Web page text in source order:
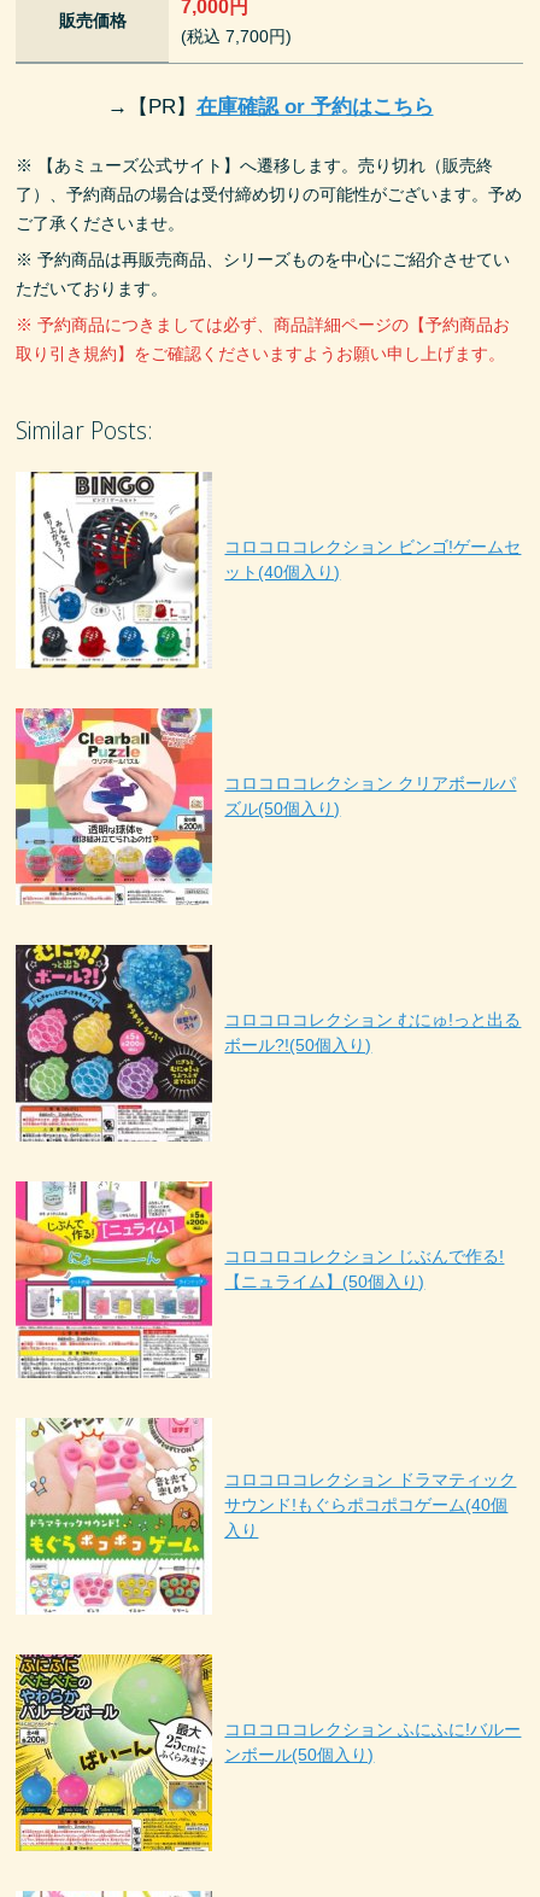
販売価格
7,000円
(税込 7,700円)
→ 【PR】 在庫確認 or 予約はこちら
※ 【あミューズ公式サイト】へ遷移します。売り切れ（販売終
了）、予約商品の場合は受付締め切りの可能性がございます。予め
ご了承くださいませ。
※ 予約商品は再販売商品、シリーズものを中心にご紹介させてい
ただいております。
※ 予約商品につきましては必ず、商品詳細ページの【予約商品お
取り引き規約】をご確認くださいますようお願い申し上げます。
Similar Posts:
コロコロコレクション ビンゴ!ゲームセ
ット(40個入り)
コロコロコレクション クリアボールパ
ズル(50個入り)
コロコロコレクション むにゅ!っと出る
ボール?!(50個入り)
コロコロコレクション じぶんで作る!
【ニュライム】(50個入り)
コロコロコレクション ドラマティック
サウンド!もぐらポコポコゲーム(40個
入り
コロコロコレクション ふにふに!バルー
ンボール(50個入り)